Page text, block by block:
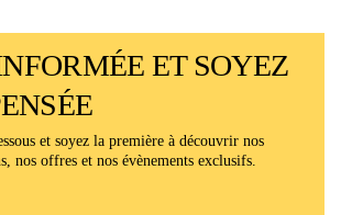
ET SOYEZ
et soyez la première à découvrir nos
nos offres et nos évènements exclusifs.